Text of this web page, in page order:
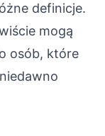
definicje.
mogą
osób, które